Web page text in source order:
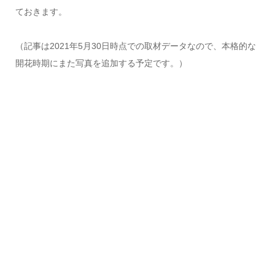
ておきます。
（記事は2021年5月30日時点での取材データなので、本格的な
開花時期にまた写真を追加する予定です。）